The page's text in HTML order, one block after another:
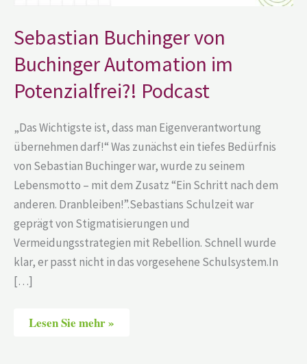
Sebastian Buchinger von
Buchinger Automation im
Potenzialfrei?! Podcast
„Das Wichtigste ist, dass man Eigenverantwortung
übernehmen darf!“ Was zunächst ein tiefes Bedürfnis
von Sebastian Buchinger war, wurde zu seinem
Lebensmotto – mit dem Zusatz “Ein Schritt nach dem
anderen. Dranbleiben!”.Sebastians Schulzeit war
geprägt von Stigmatisierungen und
Vermeidungsstrategien mit Rebellion. Schnell wurde
klar, er passt nicht in das vorgesehene Schulsystem.In
[…]
Lesen Sie mehr »